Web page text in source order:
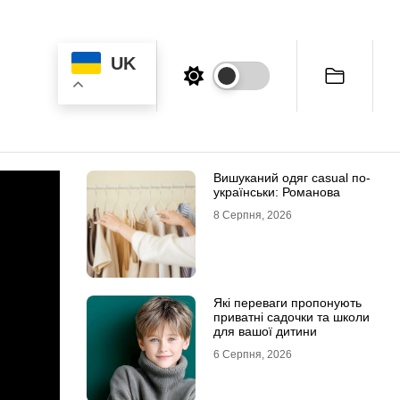
UK
Вишуканий одяг casual по-
українськи: Романова
8 Серпня, 2026
Які переваги пропонують
приватні садочки та школи
для вашої дитини
6 Серпня, 2026